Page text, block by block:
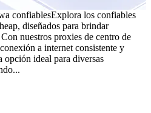
confiablesExplora los confiables
diseñados para brindar
nuestros proxies de centro de
a internet consistente y
opción ideal para diversas